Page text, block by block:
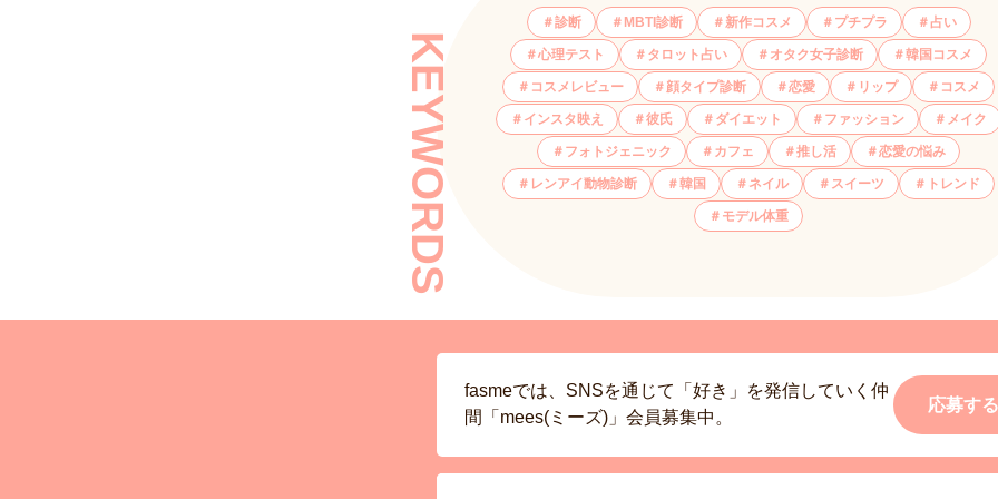
KEYWORDS
診断 MBTI診断 新作コスメ プチプラ 占い
心理テスト タロット占い オタク女子診断 韓国コスメ
コスメレビュー 顔タイプ診断 恋愛 リップ コスメ
インスタ映え 彼氏 ダイエット ファッション メイク
フォトジェニック カフェ 推し活 恋愛の悩み
レンアイ動物診断 韓国 ネイル スイーツ トレンド
モデル体重
fasmeでは、SNSを通じて「好き」を発信していく仲
間「mees(ミーズ)」会員募集中。
応募する